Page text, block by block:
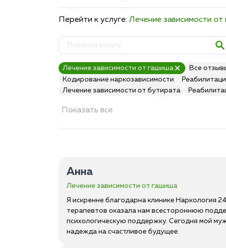
Перейти к услуге:Лечение зависимости
Лечение зависимости от гашиша Все
Кодирование наркозависимости
Лечение зависимости от бутирата
Показать все
Анна
Лечение зависимости от гашиша
Я искренне благодарна клинике Наркология
терапевтов оказала нам всестороннюю
психологическую поддержку. Сегодня мой
надежда на счастливое будущее.